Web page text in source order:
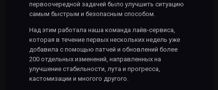
первоочередной задачей было улучшить ситуацию
самым быстрым и безопасным способом.
Над этим работала наша команда лайв-сервиса,
которая в течение первых нескольких недель уже
добавила с помощью патчей и обновлений более
200 отдельных изменений, направленных на
улучшение стабильности, лута и прогресса,
кастомизации и многого другого.